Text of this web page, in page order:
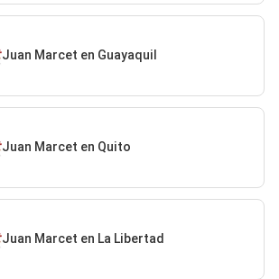
Juan Marcet en Guayaquil
Juan Marcet en Quito
Juan Marcet en La Libertad